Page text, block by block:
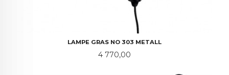
LAMPE GRAS NO 303 METALL
Pris
4 770,00